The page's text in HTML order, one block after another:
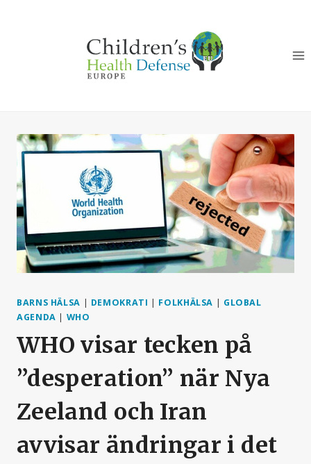
BARNS HÄLSA | DEMOKRATI | FOLKHÄLSA | GLOBAL
AGENDA | WHO
WHO visar tecken på
”desperation” när Nya
Zeeland och Iran
avvisar ändringar i det